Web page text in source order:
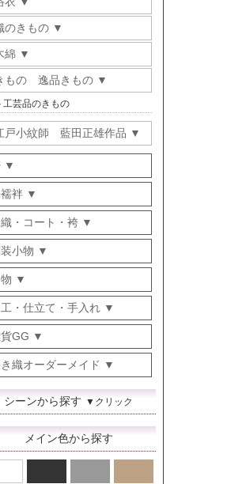
のきもの
綿
もの 逸品きもの
工芸品のきもの
戸小紋師 藍田正雄作品
袢
・コート・袴
小物
・仕立て・手入れ
GG
織オーダーメイド
シーンから探す ▼クリック
メイン色から探す